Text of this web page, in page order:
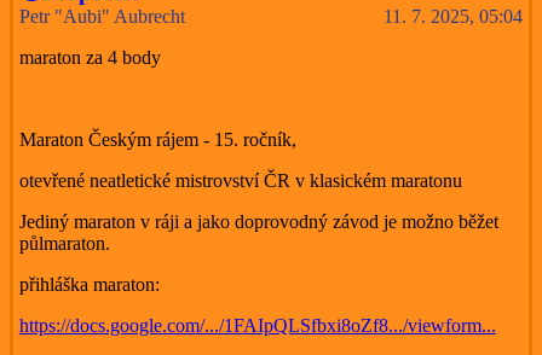
Petr "Aubi" Aubrecht
11. 7. 2025, 05:04
maraton za 4 body
Maraton Českým rájem - 15. ročník,
otevřené neatletické mistrovství ČR v klasickém maratonu
Jediný maraton v ráji a jako doprovodný závod je možno běžet
půlmaraton.
přihláška maraton:
https://docs.google.com/.../1FAIpQLSfbxi8oZf8.../viewform...